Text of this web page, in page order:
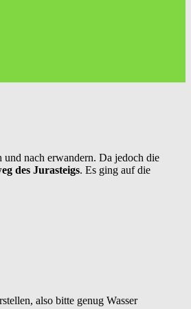
und nach erwandern. Da jedoch die
des Jurasteigs. Es ging auf die
also bitte genug Wasser